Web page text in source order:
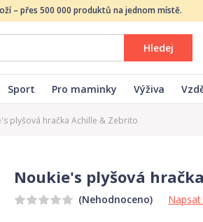
– přes 500 000 produktů na jednom místě.
Hledej
Sport Pro maminky Výživa
plyšová hračka Achille & Zebrito
Noukie's plyšová
(Nehodnoceno)